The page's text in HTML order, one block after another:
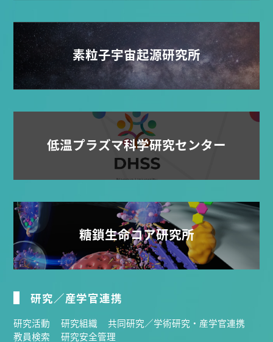
素粒子宇宙起源研究所
低温プラズマ科学研究センター
糖鎖生命コア研究所
研究／産学官連携
研究活動 研究組織
共同研究／学術研究・産学官連携
教員検索
研究安全管理